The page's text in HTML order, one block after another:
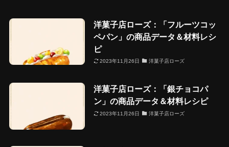
洋菓子店ローズ：「フルーツコッ
ペパン」の商品データ＆材料レシ
ピ
2023年11月26日 洋菓子店ローズ
洋菓子店ローズ：「銀チョコパ
ン」の商品データ＆材料レシピ
2023年11月26日 洋菓子店ローズ